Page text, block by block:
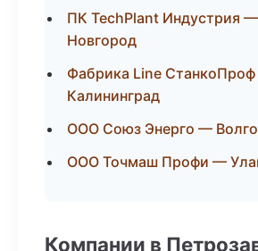
ПК TechPlant Индустрия
Новгород
Фабрика Line
Калининград
ООО Союз Энерго —
ООО Точмаш Профи —
Компании в